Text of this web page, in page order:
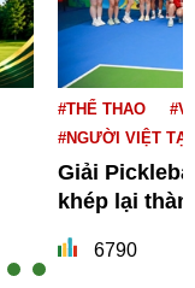
#THỂ THAO
#NGƯỜI VIỆT TẠI
Giải
khép lại
6790